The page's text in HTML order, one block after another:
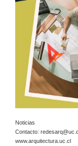
Noticias
Contacto:
www.arquitectura.uc.cl